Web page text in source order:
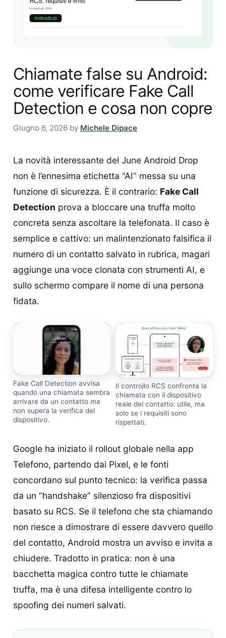
Chiamate false su Android:
come verificare Fake Call
Detection e cosa non copre
Giugno 6, 2026 by Michele Dipace
La novità interessante del June Android Drop
non è l’ennesima etichetta “AI” messa su una
funzione di sicurezza. È il contrario: Fake Call
Detection prova a bloccare una truffa molto
concreta senza ascoltare la telefonata. Il caso è
semplice e cattivo: un malintenzionato falsifica il
numero di un contatto salvato in rubrica, magari
aggiunge una voce clonata con strumenti AI, e
sullo schermo compare il nome di una persona
fidata.
Fake Call Detection avvisa
quando una chiamata sembra
arrivare da un contatto ma
non supera la verifica del
dispositivo.
Il controllo RCS confronta la
chiamata con il dispositivo
reale del contatto: utile, ma
solo se i requisiti sono
rispettati.
Google ha iniziato il rollout globale nella app
Telefono, partendo dai Pixel, e le fonti
concordano sul punto tecnico: la verifica passa
da un “handshake” silenzioso fra dispositivi
basato su RCS. Se il telefono che sta chiamando
non riesce a dimostrare di essere davvero quello
del contatto, Android mostra un avviso e invita a
chiudere. Tradotto in pratica: non è una
bacchetta magica contro tutte le chiamate
truffa, ma è una difesa intelligente contro lo
spoofing dei numeri salvati.